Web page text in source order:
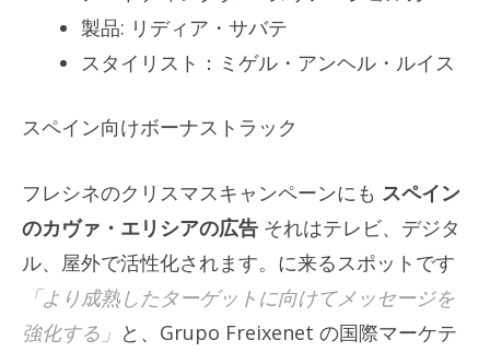
製品: リディア・サバテ
スタイリスト：ミゲル・アンヘル・ルイス
スペイン向けボーナストラック
フレシネのクリスマスキャンペーンにも スペイン
のカヴァ・エリシアの広告 それはテレビ、デジタ
ル、屋外で活性化されます。に来るスポットです
「より成熟したターゲットに向けてメッセージを
強化する」 と、Grupo Freixenet の国際マーケテ